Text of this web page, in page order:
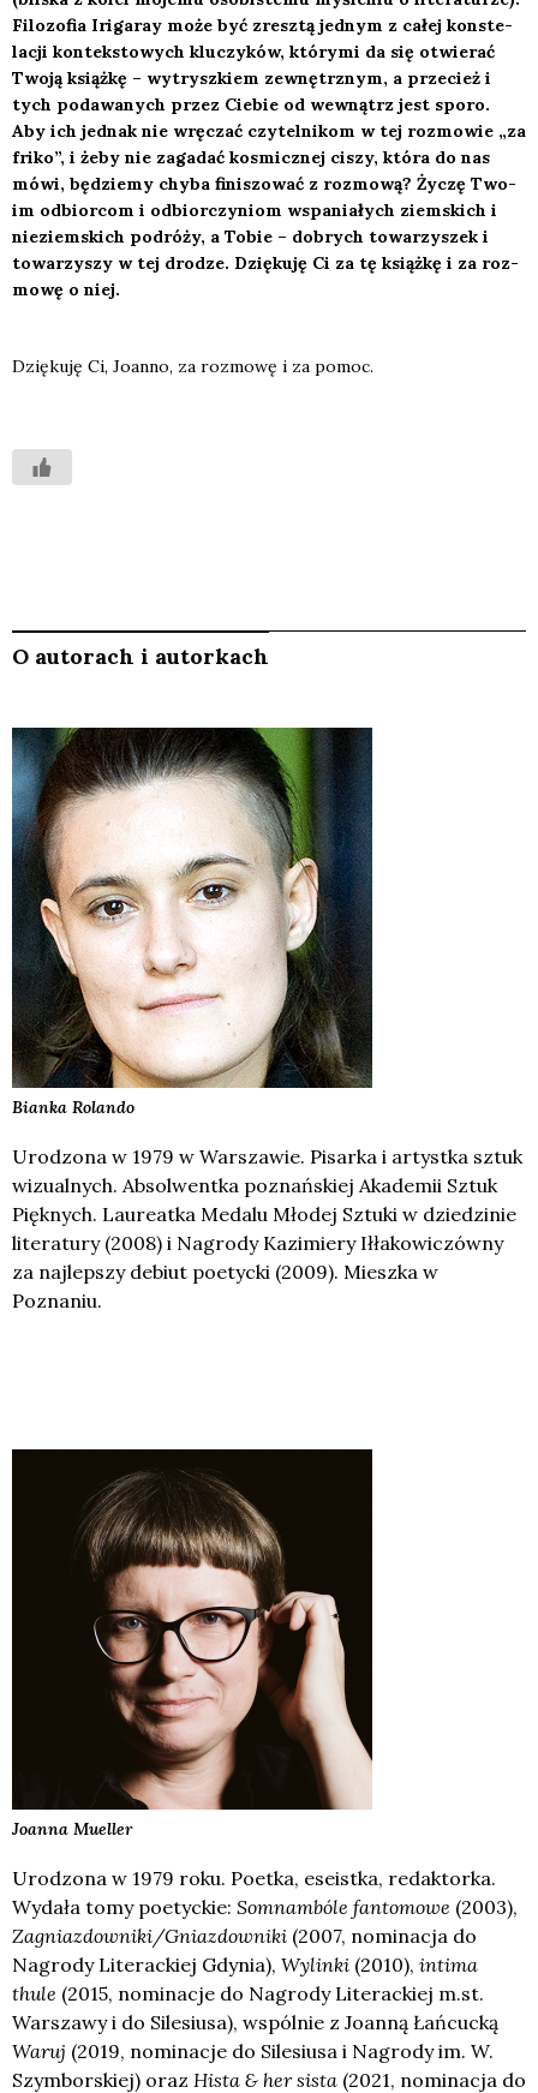
Filo­zo­fia Iri­ga­ray może być zresz­tą jed­nym z całej kon­ste­
la­cji kon­tek­sto­wych klu­czy­ków, któ­ry­mi da się otwie­rać
Two­ją książ­kę – wytrysz­kiem zewnętrz­nym, a prze­cież i
tych poda­wa­nych przez Cie­bie od wewnątrz jest spo­ro.
Aby ich jed­nak nie wrę­czać czy­tel­ni­kom w tej roz­mo­wie „za
fri­ko”, i żeby nie zaga­dać kosmicz­nej ciszy, któ­ra do nas
mówi, będzie­my chy­ba fini­szo­wać z roz­mo­wą? Życzę Two­
im odbior­com i odbior­czy­niom wspa­nia­łych ziem­skich i
nie­ziem­skich podró­ży, a Tobie – dobrych towa­rzy­szek i
towa­rzy­szy w tej dro­dze. Dzię­ku­ję Ci za tę książ­kę i za roz­
mo­wę o niej.
Dzię­ku­ję Ci, Joan­no, za roz­mo­wę i za pomoc.
O autorach i autorkach
Bianka Rolando
Urodzona w 1979 w Warszawie. Pisarka i artystka sztuk
wizualnych. Absolwentka poznańskiej Akademii Sztuk
Pięknych. Laureatka Medalu Młodej Sztuki w dziedzinie
literatury (2008) i Nagrody Kazimiery Iłłakowiczówny
za najlepszy debiut poetycki (2009). Mieszka w
Poznaniu.
Joanna Mueller
Urodzona w 1979 roku. Poetka, eseistka, redaktorka.
Wydała tomy poetyckie: Somnambóle fantomowe (2003),
Zagniazdowniki/Gniazdowniki (2007, nominacja do
Nagrody Literackiej Gdynia), Wylinki (2010), intima
thule (2015, nominacje do Nagrody Literackiej m.st.
Warszawy i do Silesiusa), wspólnie z Joanną Łańcucką
Waruj (2019, nominacje do Silesiusa i Nagrody im. W.
Szymborskiej) oraz Hista & her sista (2021, nominacja do